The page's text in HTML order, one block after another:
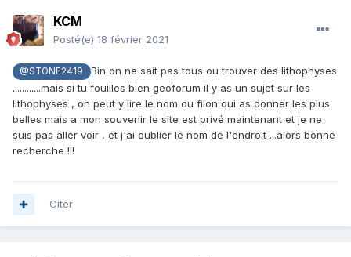
KCM
Posté(e) 18 février 2021
@STONE2419
Bin on ne sait pas tous ou trouver des lithophyses
............mais si tu fouilles bien geoforum il y as un sujet sur les
lithophyses , on peut y lire le nom du filon qui as donner les plus
belles mais a mon souvenir le site est privé maintenant et je ne
suis pas aller voir , et j'ai oublier le nom de l'endroit ...alors bonne
recherche !!!
Citer